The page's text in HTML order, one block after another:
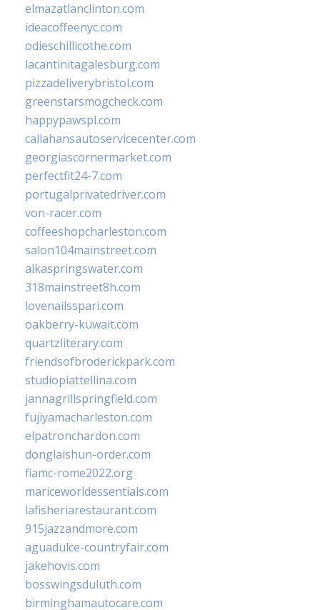
elmazatlanclinton.com
ideacoffeenyc.com
odieschillicothe.com
lacantinitagalesburg.com
pizzadeliverybristol.com
greenstarsmogcheck.com
happypawspl.com
callahansautoservicecenter.com
georgiascornermarket.com
perfectfit24-7.com
portugalprivatedriver.com
von-racer.com
coffeeshopcharleston.com
salon104mainstreet.com
alkaspringswater.com
318mainstreet8h.com
lovenailsspari.com
oakberry-kuwait.com
quartzliterary.com
friendsofbroderickpark.com
studiopiattellina.com
jannagrillspringfield.com
fujiyamacharleston.com
elpatronchardon.com
donglaishun-order.com
fiamc-rome2022.org
mariceworldessentials.com
lafisheriarestaurant.com
915jazzandmore.com
aguadulce-countryfair.com
jakehovis.com
bosswingsduluth.com
birminghamautocare.com